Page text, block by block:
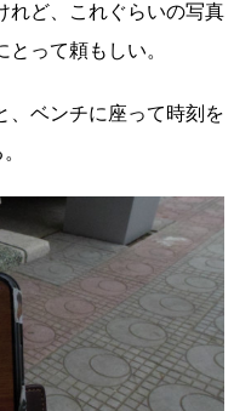
れど、これぐらいの写真
って頼もしい。
、ベンチに座って時刻を